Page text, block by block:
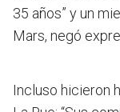
35 años” y un
Mars, negó
Incluso hicieron